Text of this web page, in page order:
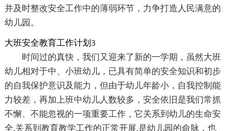
并及时整改安全工作中的薄弱环节，力争打造人民满意的
幼儿园。
大班安全教育工作计划3
时间过的真快，我们又迎来了新的一学期，虽然大班
幼儿相对于中、小班幼儿，已具有简单的安全知识和初步
的自我保护意识及能力，但由于幼儿年龄小，自我控制能
力较差，再加上班中幼儿人数较多，安全依旧是我们常抓
不懈、不能忽视的一项重要工作，它关系到幼儿的生命安
全,关系到教育教学工作的正常开展,是幼儿园的命脉，也